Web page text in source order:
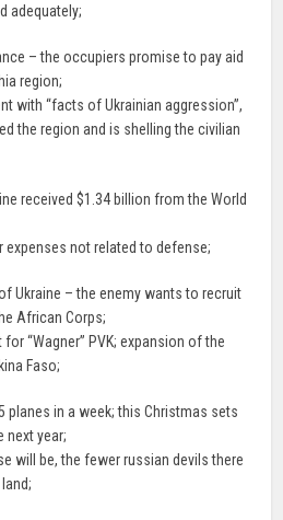
adequately;
– the occupiers promise to pay aid
region;
with “facts of Ukrainian aggression”,
the region and is shelling the civilian
received $1.34 billion from the World
not related to defense;
Ukraine – the enemy wants to recruit
African Corps;
“Wagner” PVK; expansion of the
Faso;
planes in a week; this Christmas sets
next year;
will be, the fewer russian devils there